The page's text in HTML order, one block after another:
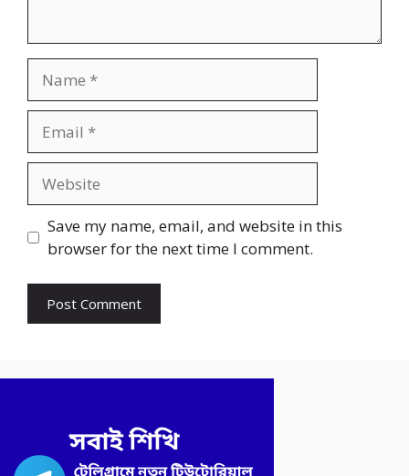
Save my name, email, and website in this
browser for the next time I comment.